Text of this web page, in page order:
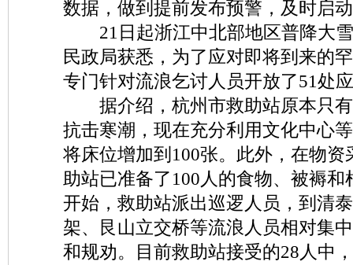
数据，做到提前发布预警，及时启
21日起浙江中北部地区普降大雪
民政局获悉，为了应对即将到来的
专门针对流浪乞讨人员开放了51处
据介绍，杭州市救助站原本只有
抗击寒潮，现在充分利用文化中心
将床位增加到100张。此外，在物资
助站已准备了100人的食物、被褥和
开始，救助站派出巡逻人员，到清
架、艮山立交桥等流浪人员相对集
和规劝。目前救助站接受的28人中